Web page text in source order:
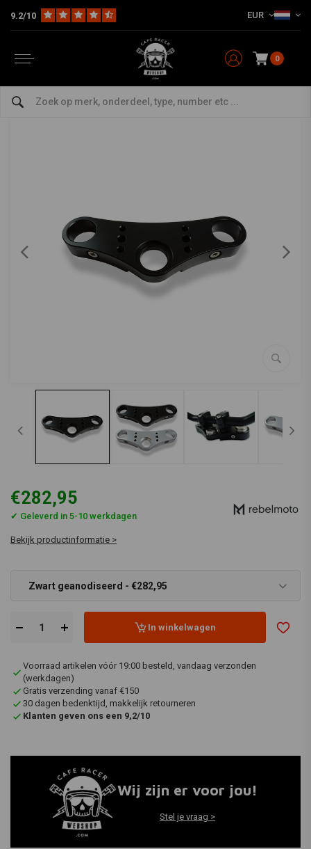
9.2/10 EUR
0
Model Specifiek BMW Triple Tree Clamp "Scram" Monolever 38,5mm
bekijk alles van Rebelmoto
BMW Triple Tree Clamp "Scram" Monolever
0/5 (0 reviews)
€282,95
✔ Geleverd in 5-10 werkdagen
Bekijk productinformatie >
Zwart geanodiseerd - €282,95
In winkelwagen
Voorraad artikelen vóór 19:00 besteld, vandaag verzonden
(werkdagen)
Gratis verzending vanaf €150
30 dagen bedenktijd, makkelijk retourneren
Klanten geven ons een 9,2/10
Wij zijn er voor jou!
Stel je vraag >